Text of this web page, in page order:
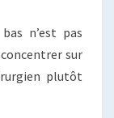
n’est pas
sur
plutôt